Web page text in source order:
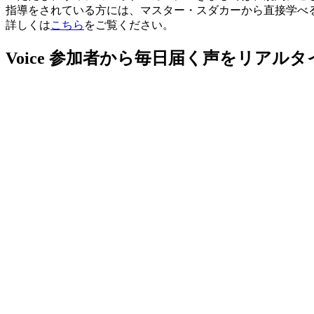
指導をされている方には、マスター・スダカーから直接学
詳しくはこちら をご覧ください。
Voice 参加者から毎日届く声をリアル